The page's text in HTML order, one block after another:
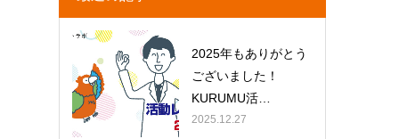
2025年もありがとう
ございました！
KURUMU活…
2025.12.27